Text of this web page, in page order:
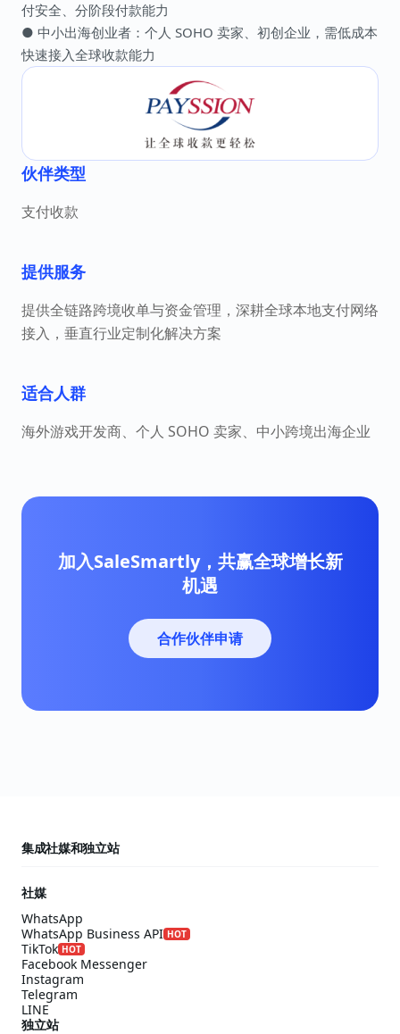
付安全、分阶段付款能力
● 中小出海创业者：个人 SOHO 卖家、初创企业，需低成本
快速接入全球收款能力
伙伴类型
支付收款
提供服务
提供全链路跨境收单与资金管理，深耕全球本地支付网络
接入，垂直行业定制化解决方案
适合人群
海外游戏开发商、个人 SOHO 卖家、中小跨境出海企业
加入SaleSmartly，共赢全球增长新
机遇
合作伙伴申请
集成社媒和独立站
社媒
WhatsApp
WhatsApp Business API HOT
TikTok HOT
Facebook Messenger
Instagram
Telegram
LINE
独立站